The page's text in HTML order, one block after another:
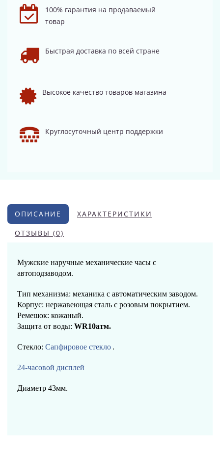
100% гарантия на продаваемый
товар
Быстрая доставка по всей стране
Высокое качество товаров магазина
Круглосуточный центр поддержки
ОПИСАНИЕ ХАРАКТЕРИСТИКИ
ОТЗЫВЫ (0)
Мужские наручные механические часы с
автоподзаводом.
Тип механизма: механика с автоматическим заводом.
Корпус: нержавеющая сталь с розовым покрытием.
Ремешок: кожаный.
Защита от воды: WR10атм.
Стекло: Сапфировое стекло .
24-часовой дисплей
Диаметр 43мм.